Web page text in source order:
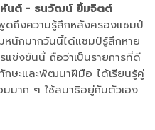
นต์ - ธนวัฒน์ ยิ้มจิตต์
ถึงความรู้สึกหลังครองแชมป์
หนักมากวันนี้ได้แชมป์รู้สึกหาย
แข่งขันนี้ ถือว่าเป็นรายการที่ดี
กษะและพัฒนาฝีมือ ได้เรียนรู้คู่
มาก ๆ ใช้สมาธิอยู่กับตัวเอง